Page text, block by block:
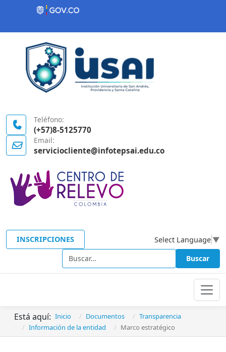
Contenido inicial
Teléfono:
(+57)8-5125770
Email:
serviciocliente@infotepsai.edu.co
INSCRIPCIONES Select Language ▼
Buscar Buscar
Está aquí: Inicio Documentos
Transparencia
Información de la entidad
Marco estratégico